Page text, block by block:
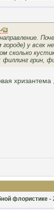
у всех
сколько
филлинг грин,
флористике -